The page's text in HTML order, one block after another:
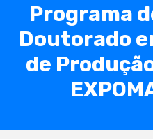
Programa
Doutorado
de